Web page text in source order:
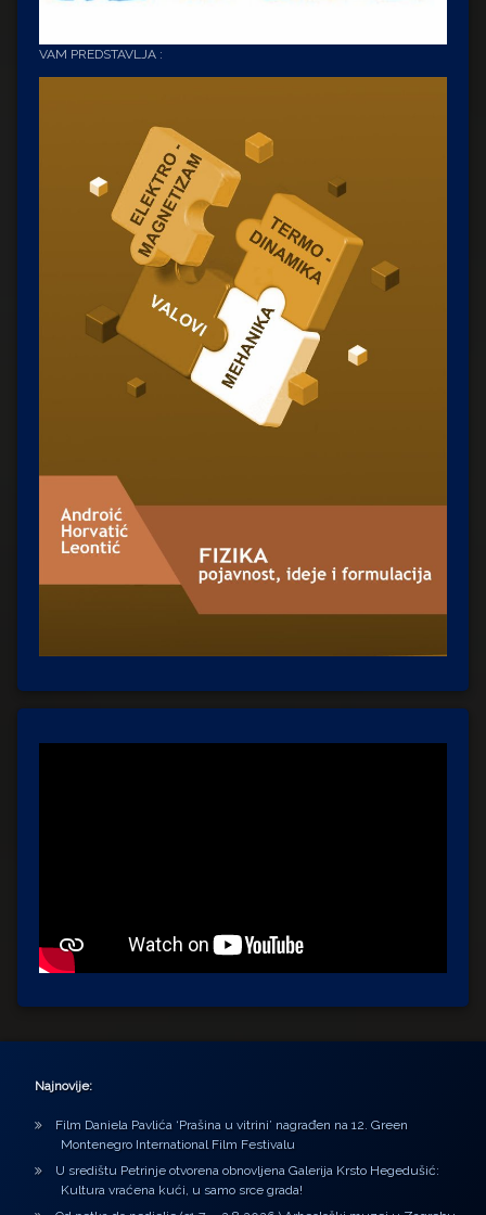
VAM PREDSTAVLJA :
Najnovije:
Film Daniela Pavlića ‘Prašina u vitrini’ nagrađen na 12. Green
Montenegro International Film Festivalu
U središtu Petrinje otvorena obnovljena Galerija Krsto Hegedušić:
Kultura vraćena kući, u samo srce grada!